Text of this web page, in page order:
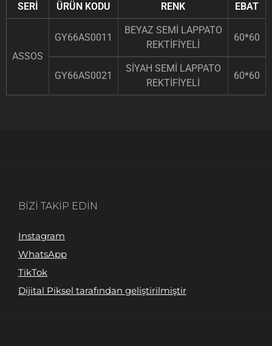
SERİ ÜRÜN KODU RENK EBAT
ASSOS
GY66AS0011
BEYAZ SEMİ LAPPATO
REKTİFİYELİ
60*60
GY66AS0021
SİYAH SEMİ LAPPATO
REKTİFİYELİ
60*60
BIZI TAKIP EDIN
Instagram
WhatsApp
TikTok
Dijital Piksel tarafından geliştirilmiştir